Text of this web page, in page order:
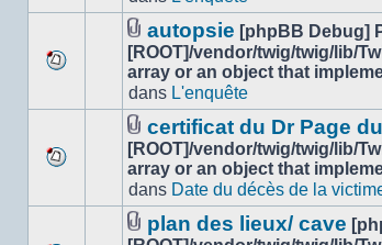
message
nouveau
message
Fichier(s)
joint(s)
autopsie [phpBB Debug]
[ROOT]/vendor/twig/twig/lib/
array or an object that
dans L'enquête
nouveau
message
Fichier(s)
joint(s)
certificat du Dr Page
[ROOT]/vendor/twig/twig/lib/
array or an object that
dans Date du décès de la
Fichier(s)
plan des lieux/ cave